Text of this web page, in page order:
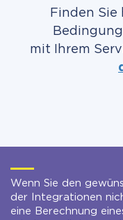
Finden Sie
mit Ihrem
Wenn Sie den
der Integrationen
eine Berechnung